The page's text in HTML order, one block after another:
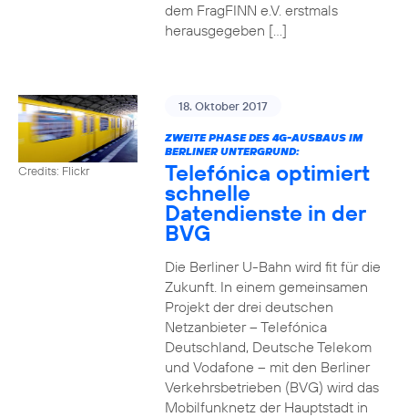
dem FragFINN e.V. erstmals
herausgegeben […]
Credits: Flickr
18. Oktober 2017
ZWEITE PHASE DES 4G-AUSBAUS IM
BERLINER UNTERGRUND:
Telefónica optimiert
schnelle
Datendienste in der
BVG
Die Berliner U-Bahn wird fit für die
Zukunft. In einem gemeinsamen
Projekt der drei deutschen
Netzanbieter – Telefónica
Deutschland, Deutsche Telekom
und Vodafone – mit den Berliner
Verkehrsbetrieben (BVG) wird das
Mobilfunknetz der Hauptstadt in